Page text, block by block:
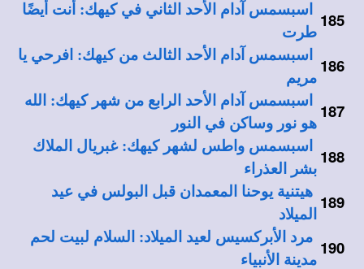
185
اسبسمس آدام الأحد الثاني في كيهك: أنت أيضًا
طرت
186
اسبسمس آدام الأحد الثالث من كيهك: افرحي يا
مريم
187
اسبسمس آدام الأحد الرابع من شهر كيهك: الله
هو نور وساكن في النور
188
اسبسمس واطس لشهر كيهك: غبريال الملاك
بشر العذراء
189 هيتنية يوحنا المعمدان قبل البولس في عيد
الميلاد
190 مرد الأبركسيس لعيد الميلاد: السلام لبيت لحم
مدينة الأنبياء